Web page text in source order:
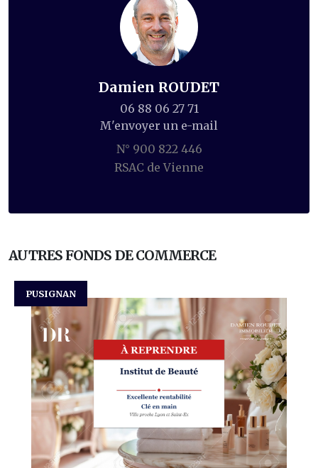
Damien ROUDET
06 88 06 27 71
M'envoyer un e-mail
N° 900 822 446
RSAC de Vienne
AUTRES FONDS DE COMMERCE
PUSIGNAN